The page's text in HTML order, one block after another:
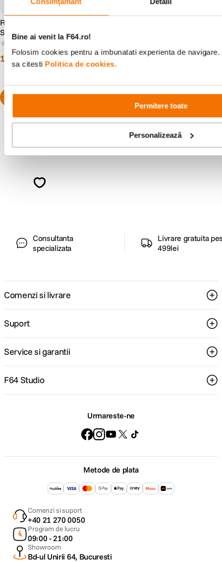
Bine ai venit la F64.ro!
Folosim cookies pentru a imbunatati experienta de
sa citesti Politica de cookies.
Permitere toate
Personalizează
Reolink Solar Panel 2 Panou
Solar USB-C IP65 Alb
109 99 lei 1.29990 lei
Alatura-te comunitatii creatorilor
Consultanta
specializata
Livrare gratuita
499lei
Comenzi si livrare
Suport
Service si garantii
F64 Studio
Urmareste-ne
Metode de plata
Comenzi si suport
+40 21 270 0050
Program de lucru
09:00 - 21:00
Showroom
Bd-ul Unirii 64, Bucuresti